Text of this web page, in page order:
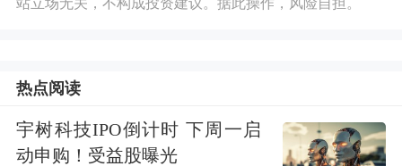
务14.3万亿元，政府负债率为67.5%。
从赤字率看，我国长期以来对于赤字率
热点阅读
宇树科技IPO倒计时 下周一启
动申购！受益股曝光